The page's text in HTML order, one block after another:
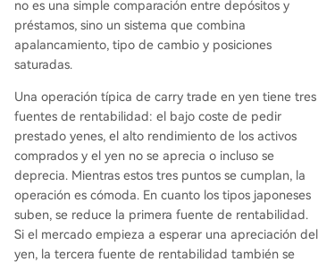
no es una simple comparación entre depósitos y
préstamos, sino un sistema que combina
apalancamiento, tipo de cambio y posiciones
saturadas.
Una operación típica de carry trade en yen tiene tres
fuentes de rentabilidad: el bajo coste de pedir
prestado yenes, el alto rendimiento de los activos
comprados y el yen no se aprecia o incluso se
deprecia. Mientras estos tres puntos se cumplan, la
operación es cómoda. En cuanto los tipos japoneses
suben, se reduce la primera fuente de rentabilidad.
Si el mercado empieza a esperar una apreciación del
yen, la tercera fuente de rentabilidad también se